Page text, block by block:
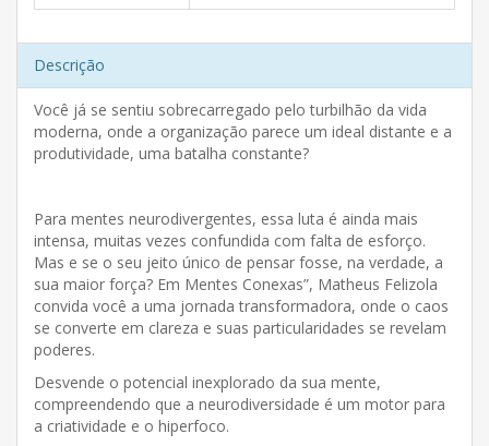
Descrição
Você já se sentiu sobrecarregado pelo turbilhão da vida
moderna, onde a organização parece um ideal distante e a
produtividade, uma batalha constante?
Para mentes neurodivergentes, essa luta é ainda mais
intensa, muitas vezes confundida com falta de esforço.
Mas e se o seu jeito único de pensar fosse, na verdade, a
sua maior força? Em Mentes Conexas”, Matheus Felizola
convida você a uma jornada transformadora, onde o caos
se converte em clareza e suas particularidades se revelam
poderes.
Desvende o potencial inexplorado da sua mente,
compreendendo que a neurodiversidade é um motor para
a criatividade e o hiperfoco.